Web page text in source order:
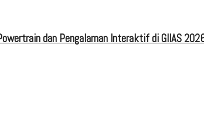
dan Pengalaman Interaktif di GIIAS